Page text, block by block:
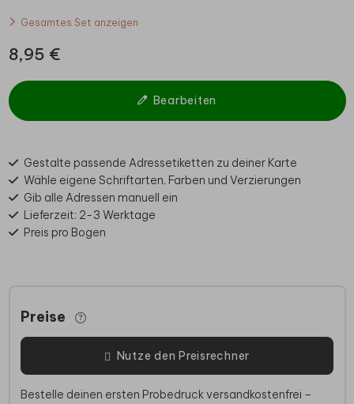
Gesamtes Set anzeigen
8,95 €
Bearbeiten
Gestalte passende Adressetiketten zu deiner Karte
Wähle eigene Schriftarten, Farben und Verzierungen
Gib alle Adressen manuell ein
Lieferzeit: 2-3 Werktage
Preis pro Bogen
Preise
Nutze den Preisrechner
Bestelle deinen ersten Probedruck versandkostenfrei –